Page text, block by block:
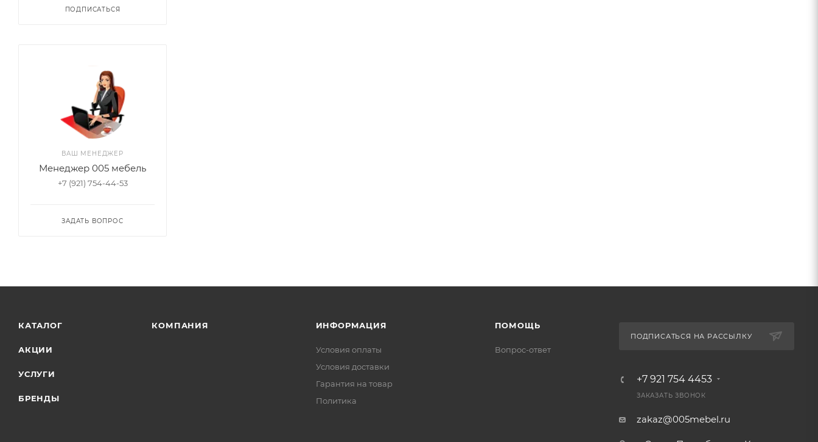
ПОДПИСАТЬСЯ
ВАШ МЕНЕДЖЕР
Менеджер 005 мебель
+7 (921) 754-44-53
ЗАДАТЬ ВОПРОС
КАТАЛОГ
АКЦИИ
УСЛУГИ
БРЕНДЫ
КОМПАНИЯ ИНФОРМАЦИЯ
Условия оплаты
Условия доставки
Гарантия на товар
Политика
ПОМОЩЬ
Вопрос-ответ
ПОДПИСАТЬСЯ НА РАССЫЛКУ
+7 921 754 4453
ЗАКАЗАТЬ ЗВОНОК
zakaz@005mebel.ru